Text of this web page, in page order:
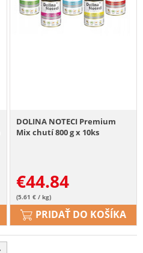
DOLINA NOTECI Premium
Mix chutí 800 g x 10ks
€44.84
(5.61 € / kg)
PRIDAŤ DO KOŠÍKA